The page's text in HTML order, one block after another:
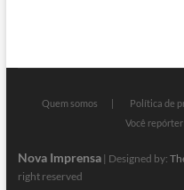
Quem somos Política de
Você repórter
Nova Imprensa| Designed by:
right reserved